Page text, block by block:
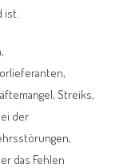
ist.
Streiks,
der
das Fehlen